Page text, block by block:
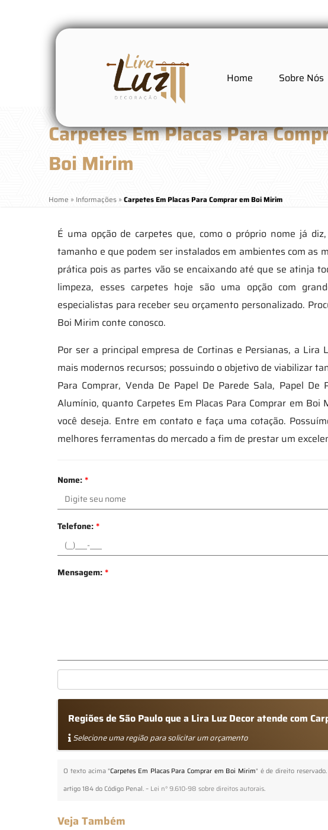
Home Sobre Nós
Carpetes Em Placas Para
Boi Mirim
Home » Informações »Carpetes Em Placas Para Comprar em Boi Mirim
É uma opção de carpetes que, como o próprio nome já
tamanho e que podem ser instalados em ambientes com as
prática pois as partes vão se encaixando até que se atinja
limpeza, esses carpetes hoje são uma opção com
especialistas para receber seu orçamento personalizado.
Boi Mirim conte conosco.
Por ser a principal empresa de Cortinas e Persianas, a Lira
mais modernos recursos; possuindo o objetivo de viabilizar
Para Comprar, Venda De Papel De Parede Sala, Papel
Alumínio, quanto Carpetes Em Placas Para Comprar em
você deseja. Entre em contato e faça uma cotação.
melhores ferramentas do mercado a fim de prestar um
Nome:*
Telefone:*
Mensagem:*
Regiões de São Paulo que a Lira Luz Decor atende com
Selecione uma região para solicitar um orçamento
O texto acima "Carpetes Em Placas Para Comprar em Boi Mirim" é de direito
artigo 184 do Código Penal. – Lei n° 9.610-98 sobre direitos autorais.
Veja Também